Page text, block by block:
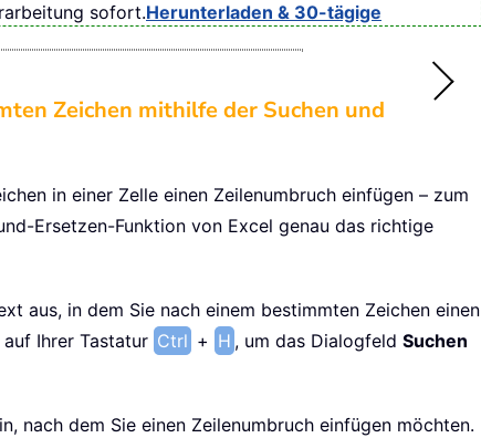
sofort.Herunterladen & 30-tägige
Zeichen mithilfe der Suchen und
in einer Zelle einen Zeilenumbruch einfügen – zum
Ersetzen-Funktion von Excel genau das richtige
aus, in dem Sie nach einem bestimmten Zeichen einen
Ihrer Tastatur Ctrl + H , um das Dialogfeld Suchen
nach dem Sie einen Zeilenumbruch einfügen möchten.